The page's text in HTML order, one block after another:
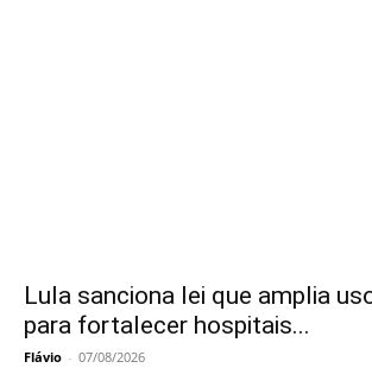
Lula sanciona lei que amplia
para fortalecer hospitais...
Flávio - 07/08/2026